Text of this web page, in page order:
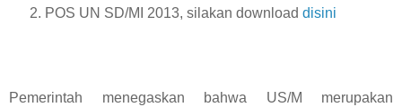
POS UN SD/MI 2013, silakan download disini
Pemerintah menegaskan bahwa US/M merupakan